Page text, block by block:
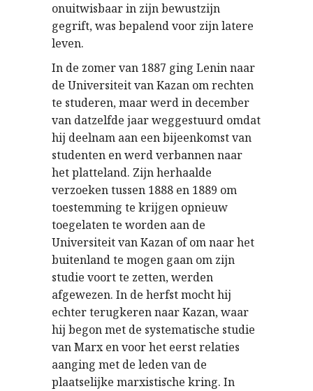
onuitwisbaar in zijn bewustzijn
gegrift, was bepalend voor zijn latere
leven.
In de zomer van 1887 ging Lenin naar
de Universiteit van Kazan om rechten
te studeren, maar werd in december
van datzelfde jaar weggestuurd omdat
hij deelnam aan een bijeenkomst van
studenten en werd verbannen naar
het platteland. Zijn herhaalde
verzoeken tussen 1888 en 1889 om
toestemming te krijgen opnieuw
toegelaten te worden aan de
Universiteit van Kazan of om naar het
buitenland te mogen gaan om zijn
studie voort te zetten, werden
afgewezen. In de herfst mocht hij
echter terugkeren naar Kazan, waar
hij begon met de systematische studie
van Marx en voor het eerst relaties
aanging met de leden van de
plaatselijke marxistische kring. In